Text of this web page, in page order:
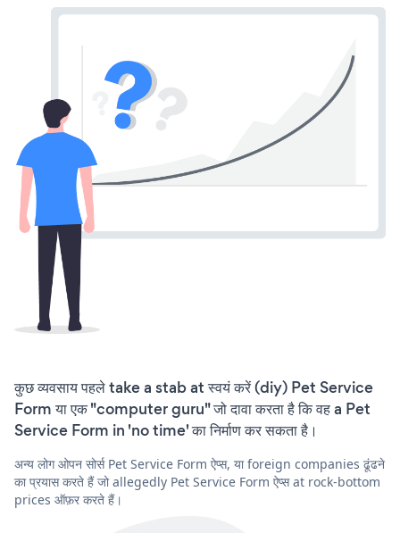
कुछ व्यवसाय पहले take a stab at स्वयं करें (diy) Pet Service
Form या एक "computer guru" जो दावा करता है कि वह a Pet
Service Form in 'no time' का निर्माण कर सकता है।
अन्य लोग ओपन सोर्स Pet Service Form ऐप्स, या foreign companies ढूंढने
का प्रयास करते हैं जो allegedly Pet Service Form ऐप्स at rock-bottom
prices ऑफ़र करते हैं।